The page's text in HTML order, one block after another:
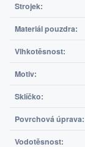
Strojek:
Materiál pouzdra:
Vlhkotěsnost:
Motiv:
Sklíčko:
Povrchová úprava:
Vodotěsnost: